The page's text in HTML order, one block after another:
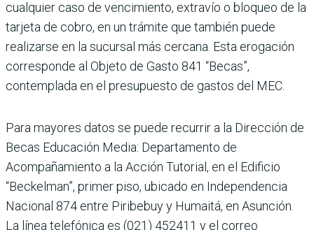
cualquier caso de vencimiento, extravío o bloqueo de la
tarjeta de cobro, en un trámite que también puede
realizarse en la sucursal más cercana. Esta erogación
corresponde al Objeto de Gasto 841 “Becas”,
contemplada en el presupuesto de gastos del MEC.
Para mayores datos se puede recurrir a la Dirección de
Becas Educación Media: Departamento de
Acompañamiento a la Acción Tutorial, en el Edificio
“Beckelman”, primer piso, ubicado en Independencia
Nacional 874 entre Piribebuy y Humaitá, en Asunción.
La línea telefónica es (021) 452411 y el correo